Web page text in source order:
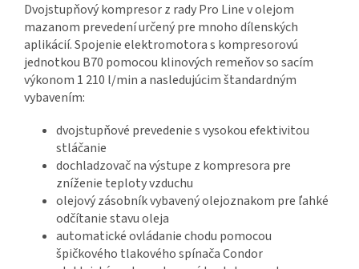
Dvojstupňový kompresor z rady Pro Line v olejom
mazanom prevedení určený pre mnoho dílenských
aplikácií. Spojenie elektromotora s kompresorovú
jednotkou B70 pomocou klinových remeňov so sacím
výkonom 1 210 l/min a nasledujúcim štandardným
vybavením:
dvojstupňové prevedenie s vysokou efektivitou
stláčanie
dochladzovač na výstupe z kompresora pre
zníženie teploty vzduchu
olejový zásobník vybavený olejoznakom pre ľahké
odčítanie stavu oleja
automatické ovládanie chodu pomocou
špičkového tlakového spínača Condor